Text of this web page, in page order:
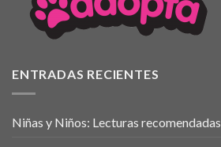
ENTRADAS RECIENTES
Niñas y Niños: Lecturas recomendadas